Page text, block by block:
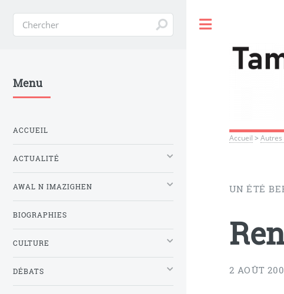
Accueil >Autres
UN ÉTÉ
2 AOÛT
Menu
ACCUEIL
ACTUALITÉ
AWAL N IMAZIGHEN
BIOGRAPHIES
CULTURE
DÉBATS